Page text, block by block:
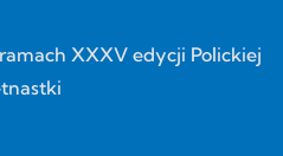
XXXV edycji Polickiej